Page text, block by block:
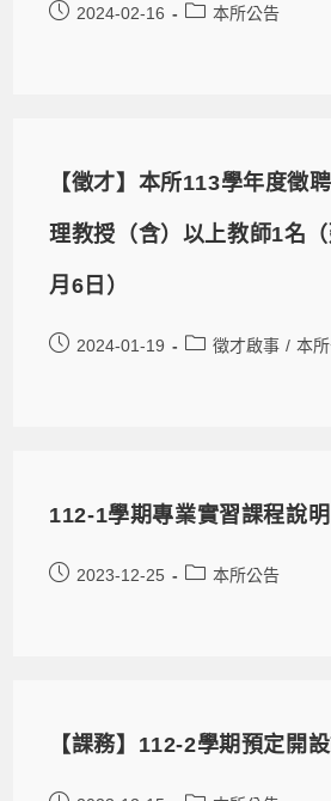
2024-02-16 本所公告
【徵才】本所113學年度徵
理教授（含）以上教師1名
月6日）
2024-01-19 徵才啟事 / 本
112-1學期專業實習課程說明
2023-12-25 本所公告
【課務】112-2學期預定開